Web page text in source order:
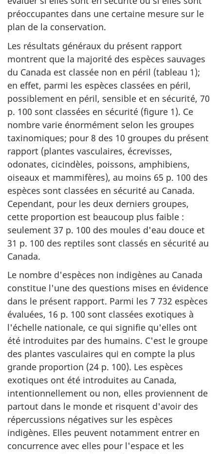
préoccupantes dans une certaine mesure sur le
plan de la conservation.
Les résultats généraux du présent rapport
montrent que la majorité des espèces sauvages
du Canada est classée non en péril (tableau 1);
en effet, parmi les espèces classées en péril,
possiblement en péril, sensible et en sécurité, 70
p. 100 sont classées en sécurité (figure 1). Ce
nombre varie énormément selon les groupes
taxinomiques; pour 8 des 10 groupes du présent
rapport (plantes vasculaires, écrevisses,
odonates, cicindèles, poissons, amphibiens,
oiseaux et mammifères), au moins 65 p. 100 des
espèces sont classées en sécurité au Canada.
Cependant, pour les deux derniers groupes,
cette proportion est beaucoup plus faible :
seulement 37 p. 100 des moules d'eau douce et
31 p. 100 des reptiles sont classés en sécurité au
Canada.
Le nombre d'espèces non indigènes au Canada
constitue l'une des questions mises en évidence
dans le présent rapport. Parmi les 7 732 espèces
évaluées, 16 p. 100 sont classées exotiques à
l'échelle nationale, ce qui signifie qu'elles ont
été introduites par des humains. C'est le groupe
des plantes vasculaires qui en compte la plus
grande proportion (24 p. 100). Les espèces
exotiques ont été introduites au Canada,
intentionnellement ou non, elles proviennent de
partout dans le monde et risquent d'avoir des
répercussions négatives sur les espèces
indigènes. Elles peuvent notamment entrer en
concurrence avec elles pour l'espace et les